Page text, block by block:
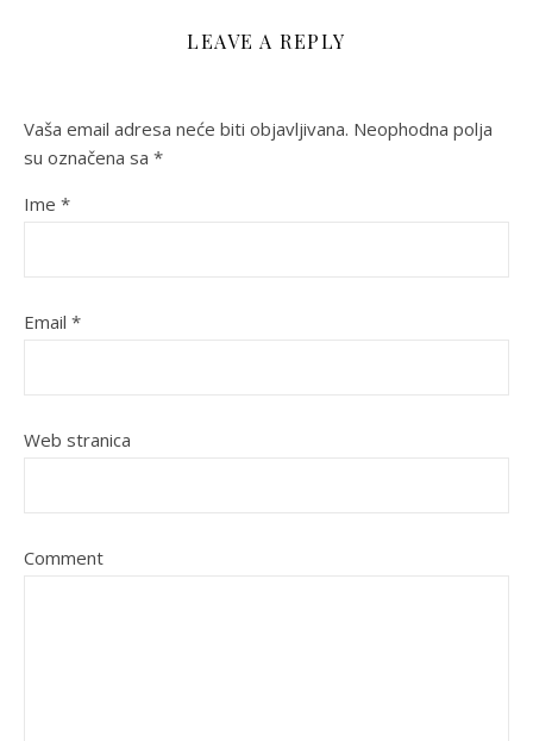
LEAVE A REPLY
Vaša email adresa neće biti objavljivana. Neophodna polja
su označena sa *
Ime *
Email *
Web stranica
Comment